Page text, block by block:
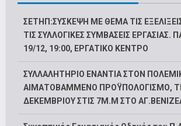
ΣΕΤΗΠ:ΣΥΣΚΕΨΗ ΜΕ ΘΕΜΑ ΤΙΣ
ΤΙΣ ΣΥΛΛΟΓΙΚΕΣ ΣΥΜΒΑΣΕΙΣ ΕΡΓΑΣΙΑΣ.
19/12, 19:00, ΕΡΓΑΤΙΚΟ ΚΕΝΤΡΟ
ΣΥΛΛΑΛΗΤΗΡΙΟ ΕΝΑΝΤΙΑ ΣΤΟΝ
ΑΙΜΑΤΟΒΑΜΜΕΝΟ ΠΡΟΫΠΟΛΟΓΙΣΜΟ,
ΔΕΚΕΜΒΡΙΟΥ ΣΤΙΣ 7Μ.Μ ΣΤΟ